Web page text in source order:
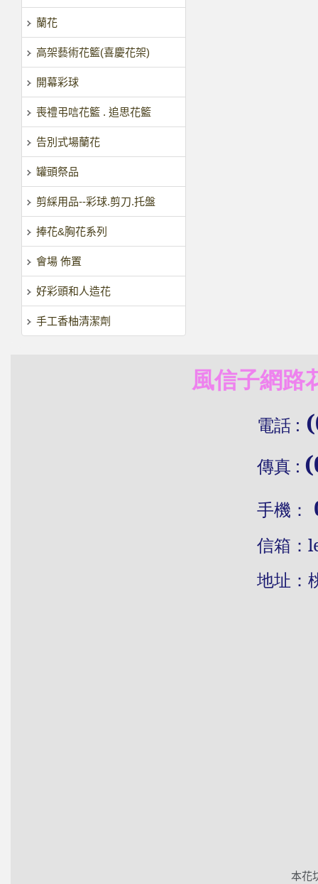
蘭花
高架藝術花籃(喜慶花架)
開幕彩球
喪禮弔唁花籃 . 追思花籃
告別式場蘭花
罐頭祭品
剪綵用品--彩球.剪刀.托盤
捧花&胸花系列
會場 佈置
好彩頭和人造花
手工香柚清潔劑
風信子網路
電話 :
傳真 :
手機：
信箱：
地址：桃園
本花